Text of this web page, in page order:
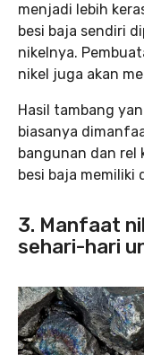
menjadi lebih
besi baja sendiri
nikelnya.
nikel juga akan
Hasil tambang
biasanya
bangunan dan rel
besi baja memiliki
3. Manfaat
sehari-hari